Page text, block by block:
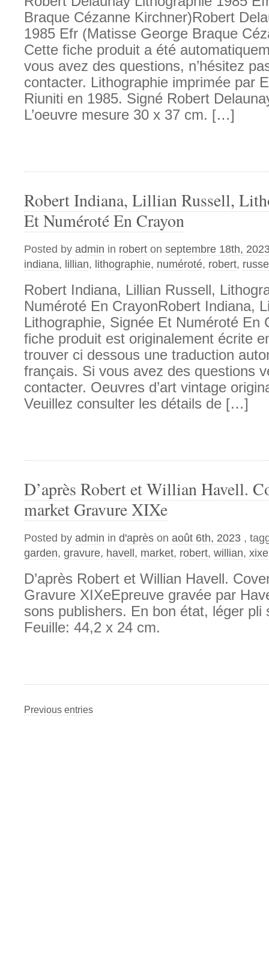
Braque Cézanne Kirchner)Robert
1985 Efr (Matisse George Braque
Cette fiche produit a été
vous avez des questions, n’hésitez
contacter. Lithographie imprimée par
Riuniti en 1985. Signé Robert
L’oeuvre mesure 30 x 37 cm. […]
Robert Indiana, Lillian Russell,
Et Numéroté En Crayon
Posted by admin in robert on septembre 18th,
indiana, lillian, lithographie, numéroté, robert,
Robert Indiana, Lillian Russell,
Numéroté En CrayonRobert Indiana,
Lithographie, Signée Et Numéroté En
fiche produit est originalement écrite
trouver ci dessous une traduction
français. Si vous avez des questions
contacter. Oeuvres d’art vintage
Veuillez consulter les détails de […]
D’après Robert et Willian Havell.
market Gravure XIXe
Posted by admin in d'après on août 6th, 2023 ,
garden, gravure, havell , market, robert, willian, xixe
D’après Robert et Willian Havell.
Gravure XIXeEpreuve gravée par
sons publishers. En bon état, léger pli
Feuille: 44,2 x 24 cm.
Previous entries